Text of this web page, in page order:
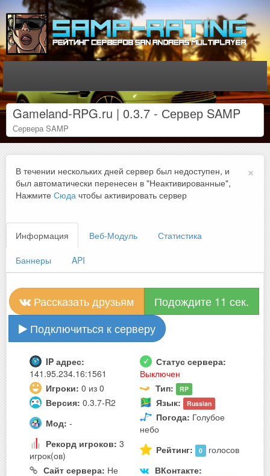
Gameland-RPG.ru | 0.3.7 - Сервер SAMP
Сервера SAMP
×
В течении нескольких дней сервер был недоступен, и
был автоматически перенесен в "Неактивированные",
Нажмите Сюда чтобы активировать сервер
Информация Веб-Модуль Статистика
Баннеры API
Рассказать друзьям
Подождите 10 сек.
Подключиться к серверу
IP адрес:
141.95.234.16:1561
Статус сервера:
Выключен
Игроки: 0 из 0 Тип: RP
Версия: 0.3.7-R2 Язык: Russian
Мод: - Погода: Голубое
небо
Рекорд игроков: 3
игрок(ов)
Рейтинг: 0
голосов
Сайт сервера: Не
ВКонтакте: